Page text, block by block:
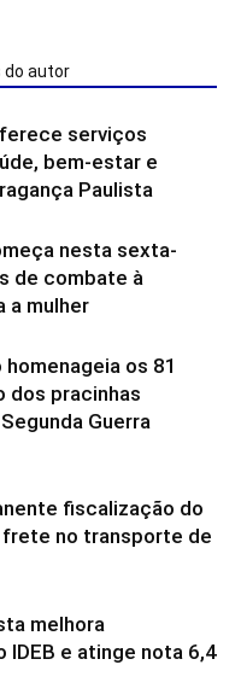
do autor
serviços
bem-estar e
Paulista
nesta sexta-
de combate à
a mulher
os 81
dos pracinhas
Guerra
fiscalização do
frete no transporte de
melhora
IDEB e atinge nota 6,4